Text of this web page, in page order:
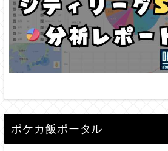
ポケカ飯ポータル